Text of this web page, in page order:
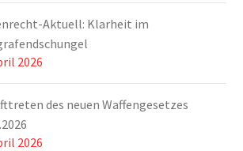
Aktuell: Klarheit im
2026
des neuen Waffengesetzes
2026